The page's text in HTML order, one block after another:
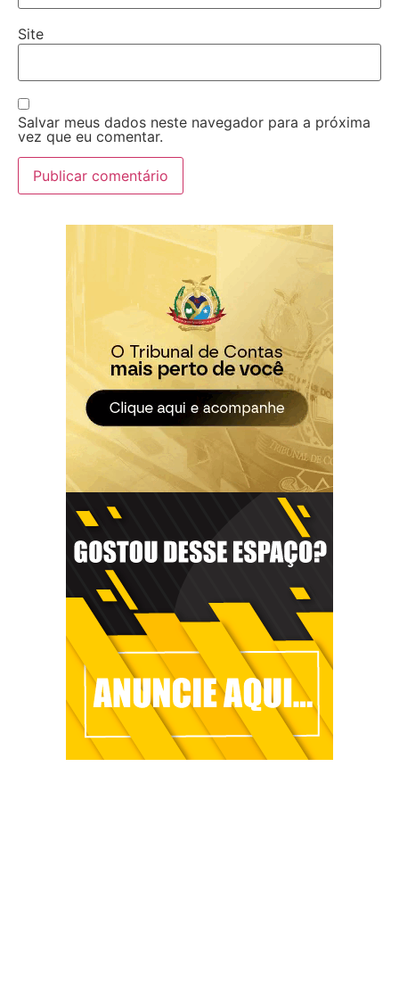
Site
Salvar meus dados neste navegador para a próxima
vez que eu comentar.